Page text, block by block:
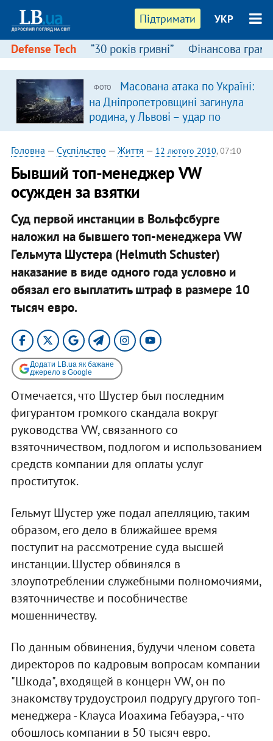
Підтримати УКР
Defense Tech “30 років гривні” Фінансова
ФОТО
Масована атака по Україні:
на Дніпропетровщині загинула
родина, у Львові – удар по
багатоповерхівках
(доповнюється)
Головна — Суспільство — Життя — 12 лютого 2010, 07:10
Бывший топ-менеджер VW
осужден за взятки
Суд первой инстанции в Вольфсбурге
наложил на бывшего топ-менеджера VW
Гельмута Шустера (Helmuth Schuster)
наказание в виде одного года условно и
обязал его выплатить штраф в размере 10
тысяч евро.
Додати LB.ua як бажане
джерело в Google
Отмечается, что Шустер был последним
фигурантом громкого скандала вокруг
руководства VW, связанного со
взяточничеством, подлогом и использованием
средств компании для оплаты услуг
проституток.
Гельмут Шустер уже подал апелляцию, таким
образом, его дело в ближайшее время
поступит на рассмотрение суда высшей
инстанции. Шустер обвинялся в
злоупотреблении служебными полномочиями,
взяточничестве и пособничестве
мошенничеству.
По данным обвинения, будучи членом совета
директоров по кадровым вопросам компании
"Шкода", входящей в концерн VW, он по
знакомству трудоустроил подругу другого топ-
менеджера - Клауса Иоахима Гебауэра, - что
обошлось компании в 50 тысяч евро.